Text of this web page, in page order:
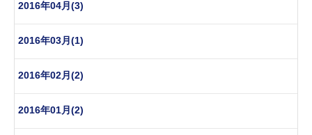
2016年04月(3)
2016年03月(1)
2016年02月(2)
2016年01月(2)